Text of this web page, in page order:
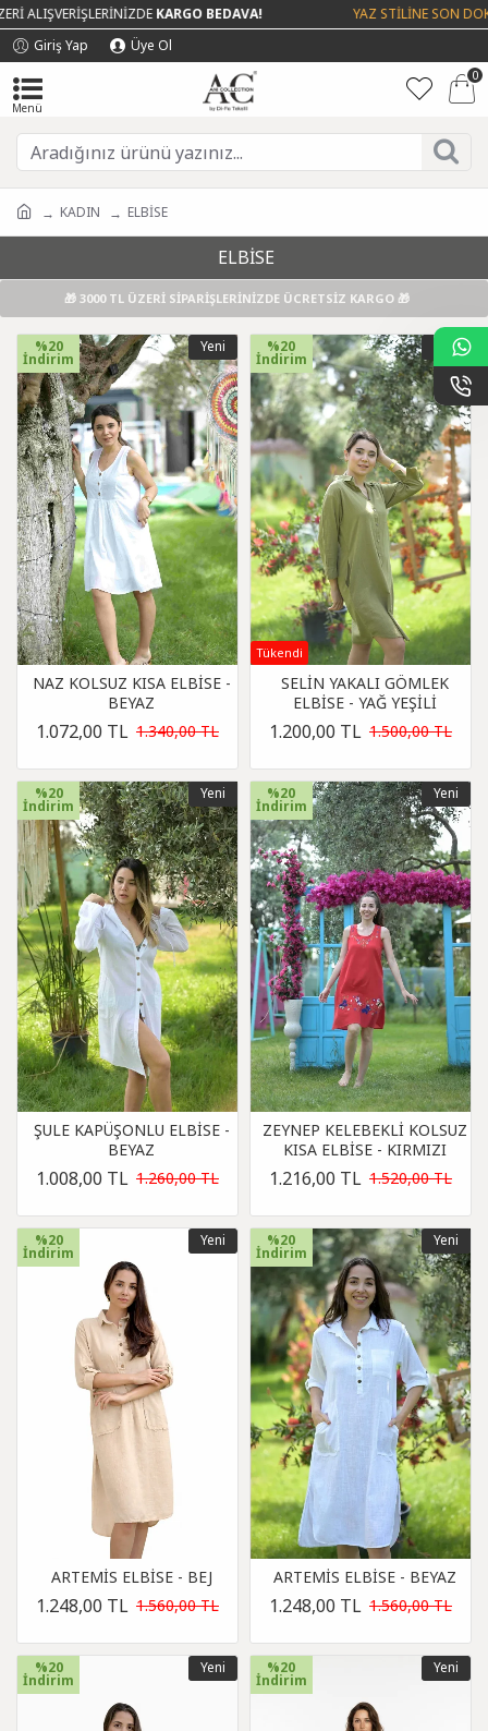
KARGO BEDAVA!
YAZ STİLİNE SON
Giriş Yap
Üye Ol
0
KADIN ELBİSE
ELBİSE
🎁 3000 TL ÜZERİ SİPARİŞLERİNİZDE ÜCRETSİZ KARGO 🎁
Yeni
%20
İndirim
NAZ KOLSUZ KISA ELBİSE -
BEYAZ
1.072,00 TL 1.340,00 TL
Yeni
%20
İndirim
Tükendi
SELİN YAKALI GÖMLEK
ELBİSE - YAĞ YEŞİLİ
1.200,00 TL 1.500,00 TL
Yeni
%20
İndirim
ŞULE KAPÜŞONLU ELBİSE -
BEYAZ
1.008,00 TL 1.260,00 TL
Yeni
%20
İndirim
ZEYNEP KELEBEKLİ KOLSUZ
KISA ELBİSE - KIRMIZI
1.216,00 TL 1.520,00 TL
Yeni
%20
İndirim
ARTEMİS ELBİSE - BEJ
1.248,00 TL 1.560,00 TL
Yeni
%20
İndirim
ARTEMİS ELBİSE - BEYAZ
1.248,00 TL 1.560,00 TL
Yeni
%20
İndirim
Yeni
%20
İndirim